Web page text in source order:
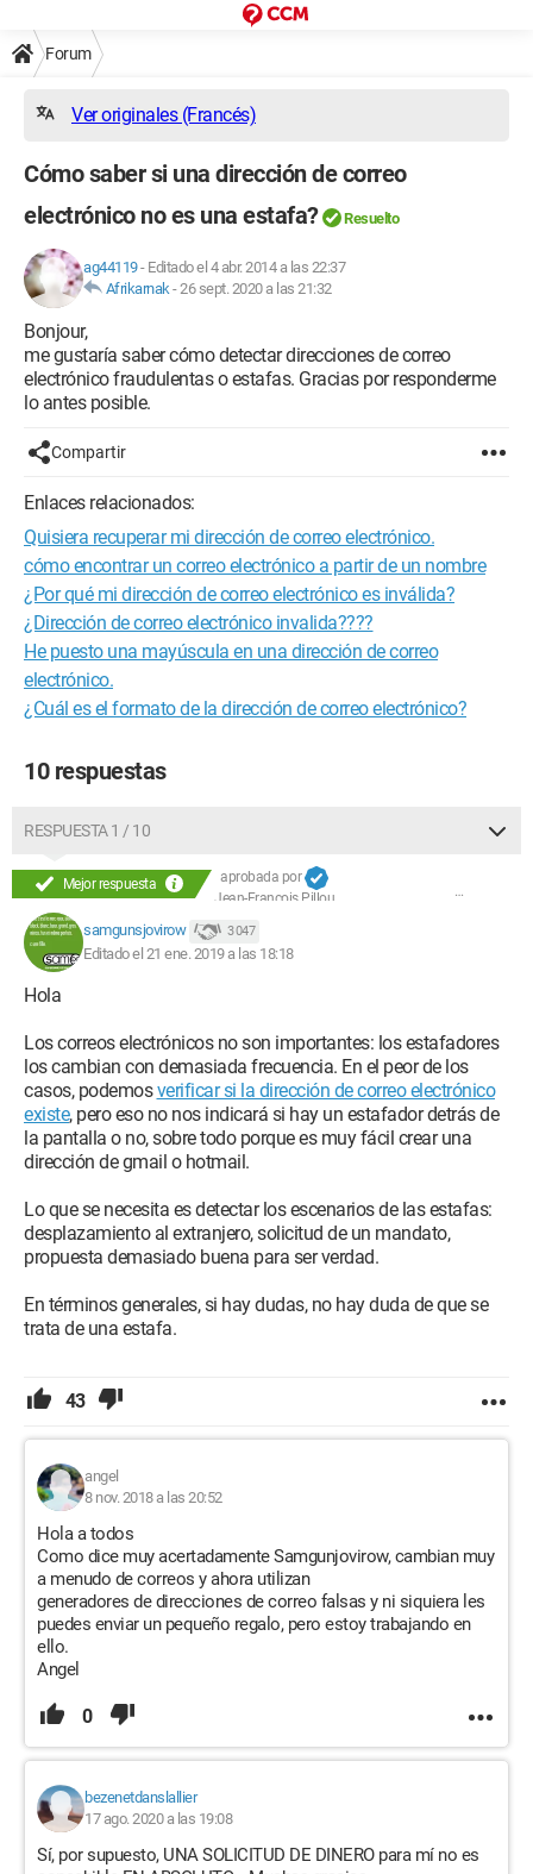
Forum
Ver originales (Francés)
Cómo saber si una dirección de correo
electrónico no es una estafa?
Resuelto
ag44119- Editado el 4 abr. 2014 a las 22:37
Afrikarnak-26 sept. 2020 a las 21:32
Bonjour,
me gustaría saber cómo detectar direcciones de correo
electrónico fraudulentas o estafas. Gracias por responderme
lo antes posible.
Compartir
Enlaces relacionados:
Quisiera recuperar mi dirección de correo electrónico.
cómo encontrar un correo electrónico a partir de un nombre
¿Por qué mi dirección de correo electrónico es inválida?
¿Dirección de correo electrónico invalida????
He puesto una mayúscula en una dirección de correo
electrónico.
¿Cuál es el formato de la dirección de correo electrónico?
10 respuestas
RESPUESTA 1 / 10
Mejor respuesta
aprobada por
Jean-François Pillou
samgunsjovirow 3 047
Editado el 21 ene. 2019 a las 18:18
Hola
Los correos electrónicos no son importantes: los estafadores
los cambian con demasiada frecuencia. En el peor de los
casos, podemosverificar si la dirección de correo electrónico
existe, pero eso no nos indicará si hay un estafador detrás de
la pantalla o no, sobre todo porque es muy fácil crear una
dirección de gmail o hotmail.
Lo que se necesita es detectar los escenarios de las estafas:
desplazamiento al extranjero, solicitud de un mandato,
propuesta demasiado buena para ser verdad.
En términos generales, si hay dudas, no hay duda de que se
trata de una estafa.
43
angel
8 nov. 2018 a las 20:52
Hola a todos
Como dice muy acertadamente Samgunjovirow, cambian muy
a menudo de correos y ahora utilizan
generadores de direcciones de correo falsas y ni siquiera les
puedes enviar un pequeño regalo, pero estoy trabajando en
ello.
Angel
0
bezenetdanslallier
17 ago. 2020 a las 19:08
Sí, por supuesto, UNA SOLICITUD DE DINERO para mí no es